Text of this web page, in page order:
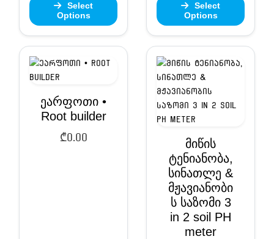
₾0.00
through
Select
Options
₾330.00
through
Select
Options
ეარფოთი •
Root builder
₾0.00
მიწის
ტენიანობა,
სინათლე &
მჟავიანობი
ს საზომი 3
in 2 soil PH
meter